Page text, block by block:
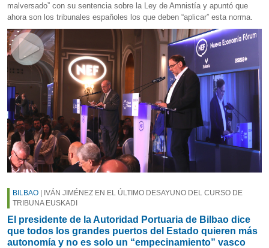
BILBAO | IVÁN JIMÉNEZ EN EL ÚLTIMO DESAYUNO DEL CURSO DE
TRIBUNA EUSKADI
El presidente de la Autoridad Portuaria de Bilbao dice
que todos los grandes puertos del Estado quieren más
autonomía y no es solo un “empecinamiento” vasco
malversado” con su sentencia sobre la Ley de Amnistía y apuntó que
ahora son los tribunales españoles los que deben “aplicar” esta norma.